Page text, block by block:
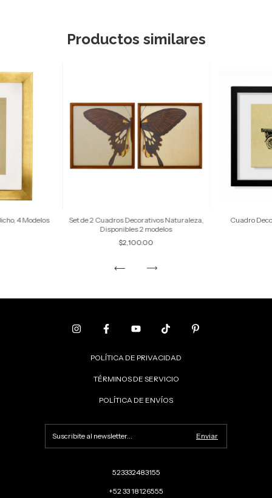
Productos similares
4 Modelos
Set de 2 Cuadros Decorativos Naturaleza,
Disponibles 2 modelos
$2,100.00
Cuadro
POLÍTICA DE PRIVACIDAD
TÉRMINOS DE SERVICIO
POLÍTICA DE ENVÍOS
523332483155
+52 33 18126555